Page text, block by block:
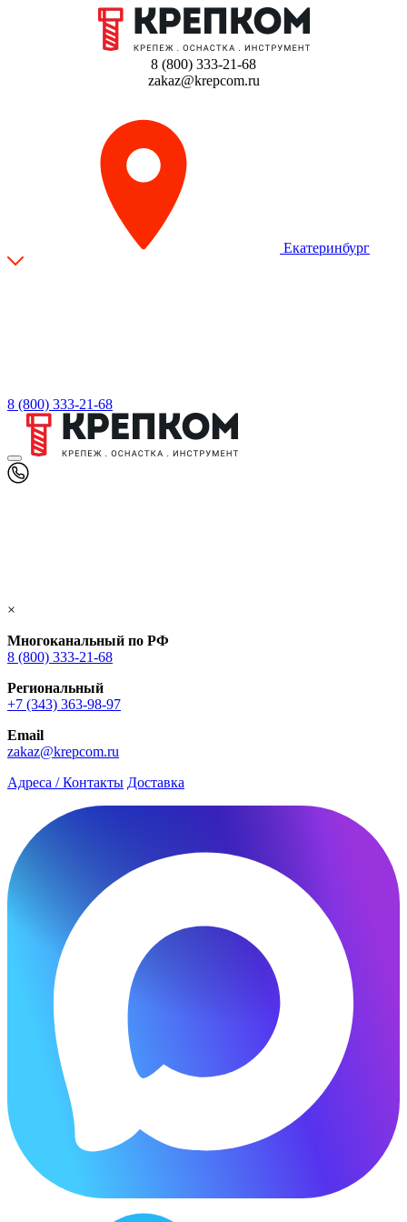
8 (800) 333-21-68
zakaz@krepcom.ru
Екатеринбург
8 (800) 333-21-68
×
Многоканальный по РФ
8 (800) 333‑21-68
Региональный
+7 (343) 363-98-97
Email
zakaz@krepcom.ru
Адреса / Контакты Доставка